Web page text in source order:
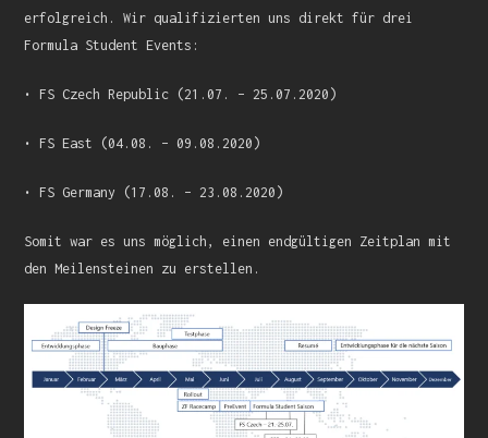
erfolgreich. Wir qualifizierten uns direkt für drei
Formula Student Events:
• FS Czech Republic (21.07. – 25.07.2020)
• FS East (04.08. – 09.08.2020)
• FS Germany (17.08. – 23.08.2020)
Somit war es uns möglich, einen endgültigen Zeitplan mit
den Meilensteinen zu erstellen.